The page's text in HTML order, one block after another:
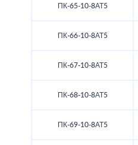
ПК-65-10-8АТ5
ПК-66-10-8АТ5
ПК-67-10-8АТ5
ПК-68-10-8АТ5
ПК-69-10-8АТ5